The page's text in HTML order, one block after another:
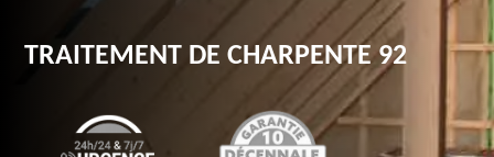
TRAITEMENT DE CHARPENTE 92